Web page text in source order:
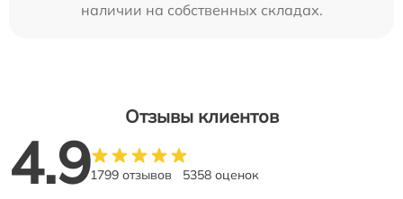
наличии на собственных складах.
Отзывы клиентов
4.91799 отзывов 5358 оценок